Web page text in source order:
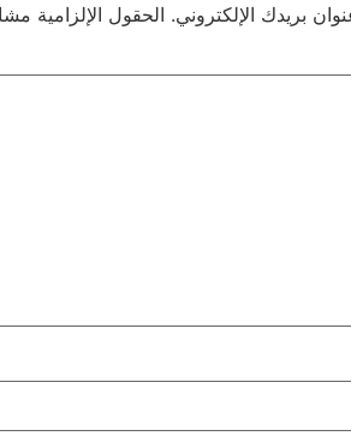
بريدك الإلكتروني. الحقول الإلزامية